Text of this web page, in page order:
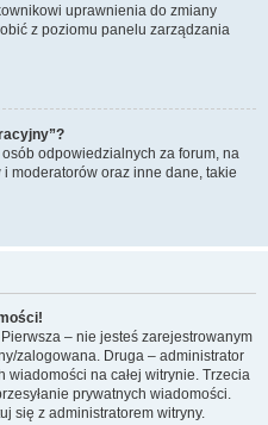
uprawnienia do zmiany
z poziomu panelu zarządzania
odpowiedzialnych za forum, na
moderatorów oraz inne dane, takie
– nie jesteś zarejestrowanym
zalogowana. Druga – administrator
wiadomości na całej witrynie. Trzecia
prywatnych wiadomości.
się z administratorem witryny.